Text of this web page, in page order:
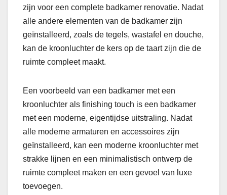
zijn voor een complete badkamer renovatie. Nadat
alle andere elementen van de badkamer zijn
geïnstalleerd, zoals de tegels, wastafel en douche,
kan de kroonluchter de kers op de taart zijn die de
ruimte compleet maakt.
Een voorbeeld van een badkamer met een
kroonluchter als finishing touch is een badkamer
met een moderne, eigentijdse uitstraling. Nadat
alle moderne armaturen en accessoires zijn
geïnstalleerd, kan een moderne kroonluchter met
strakke lijnen en een minimalistisch ontwerp de
ruimte compleet maken en een gevoel van luxe
toevoegen.